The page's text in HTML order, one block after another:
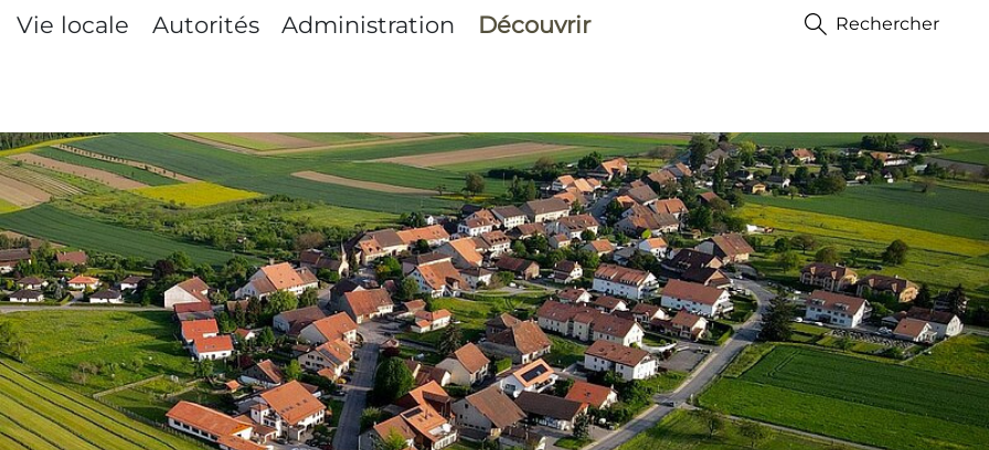
principale
Vie locale Autorités Administration Découvrir Rechercher